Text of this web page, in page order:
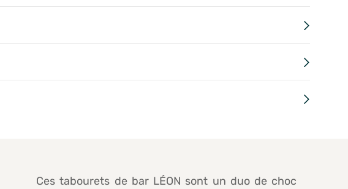
Ces tabourets de bar LÉON sont un duo de choc